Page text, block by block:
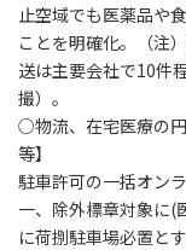
止空域でも医薬品や
ことを明確化。（注
送は主要会社で10件
撮）。
○物流、在宅医療の
等】
駐車許可の一括オン
一、除外標章対象に(
に荷捌駐車場必置と